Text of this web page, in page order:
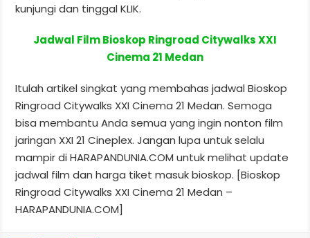
kunjungi dan tinggal KLIK.
Jadwal Film Bioskop Ringroad Citywalks XXI
Cinema 21 Medan
Itulah artikel singkat yang membahas jadwal Bioskop
Ringroad Citywalks XXI Cinema 21 Medan. Semoga
bisa membantu Anda semua yang ingin nonton film
jaringan XXI 21 Cineplex. Jangan lupa untuk selalu
mampir di HARAPANDUNIA.COM untuk melihat update
jadwal film dan harga tiket masuk bioskop. [Bioskop
Ringroad Citywalks XXI Cinema 21 Medan –
HARAPANDUNIA.COM]